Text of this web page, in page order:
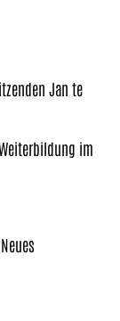
Jan te
im